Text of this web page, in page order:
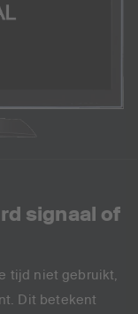
signaal of
tijd niet gebruikt,
Dit betekent